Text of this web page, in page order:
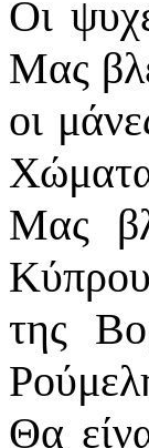
Οι
Μας
οι
Μας
της
Θα